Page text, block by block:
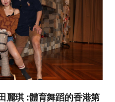
麗琪 :體育舞蹈的香港第